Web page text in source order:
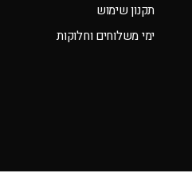
תקנון שימוש
ימי משלוחים וחלוקות